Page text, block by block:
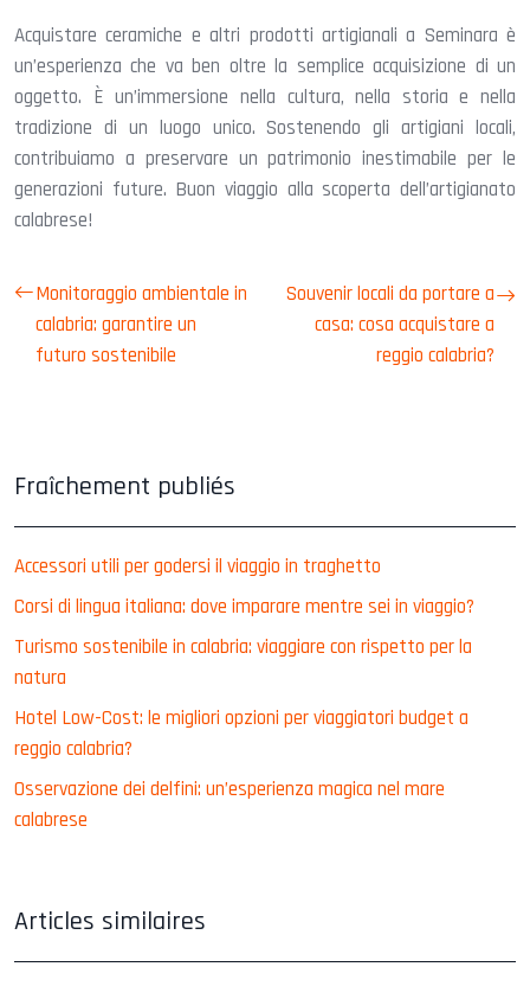
Acquistare ceramiche e altri prodotti artigianali a Seminara è
un’esperienza che va ben oltre la semplice acquisizione di un
oggetto. È un’immersione nella cultura, nella storia e nella
tradizione di un luogo unico. Sostenendo gli artigiani locali,
contribuiamo a preservare un patrimonio inestimabile per le
generazioni future. Buon viaggio alla scoperta dell’artigianato
calabrese!
Monitoraggio ambientale in
calabria: garantire un
futuro sostenibile
Souvenir locali da portare a
casa: cosa acquistare a
reggio calabria?
Fraîchement publiés
Accessori utili per godersi il viaggio in traghetto
Corsi di lingua italiana: dove imparare mentre sei in viaggio?
Turismo sostenibile in calabria: viaggiare con rispetto per la
natura
Hotel Low-Cost: le migliori opzioni per viaggiatori budget a
reggio calabria?
Osservazione dei delfini: un’esperienza magica nel mare
calabrese
Articles similaires